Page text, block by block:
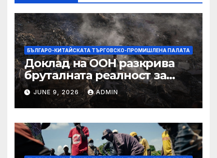
БЪЛГАРО-КИТАЙСКАТА ТЪРГОВСКО-ПРОМИШЛЕНА ПАЛАТА
Доклад на ООН разкрива
бруталната реалност за
палестинците в Газа,
Западния бряг
JUNE 9, 2026 ADMIN